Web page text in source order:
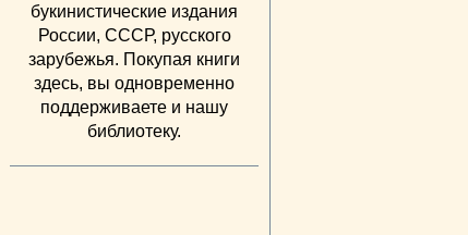
букинистические издания
России, СССР, русского
зарубежья. Покупая книги
здесь, вы одновременно
поддерживаете и нашу
библиотеку.